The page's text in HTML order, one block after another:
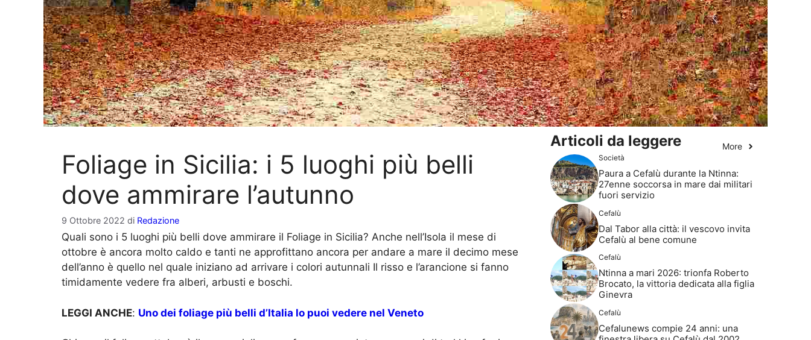
Foliage in Sicilia: i 5 luoghi più belli
dove ammirare l’autunno
9 Ottobre 2022 di Redazione
Quali sono i 5 luoghi più belli dove ammirare il Foliage in Sicilia? Anche nell’Isola il mese di
ottobre è ancora molto caldo e tanti ne approfittano ancora per andare a mare il decimo mese
dell’anno è quello nel quale iniziano ad arrivare i colori autunnali Il risso e l’arancione si fanno
timidamente vedere fra alberi, arbusti e boschi.
LEGGI ANCHE: Uno dei foliage più belli d’Italia lo puoi vedere nel Veneto
Articoli da leggere More
Società
Paura a Cefalù durante la Ntinna:
27enne soccorsa in mare dai militari
fuori servizio
Cefalù
Dal Tabor alla città: il vescovo invita
Cefalù al bene comune
Cefalù
Ntinna a mari 2026: trionfa Roberto
Brocato, la vittoria dedicata alla figlia
Ginevra
Cefalù
Cefalunews compie 24 anni: una